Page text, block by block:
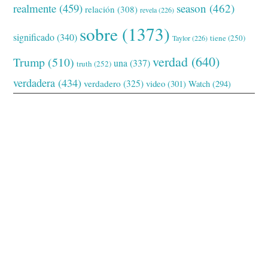
realmente (459) relación (308) revela(226) season (462)
significado(340) sobre (1373) Taylor(226) tiene(250)
Trump (510) truth (252) una(337) verdad (640)
verdadera (434) verdadero (325) video (301) Watch (294)